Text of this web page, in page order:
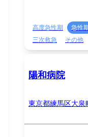
高度急性期 急性
三次救急
その他
陽和病院
東京都練馬区大泉